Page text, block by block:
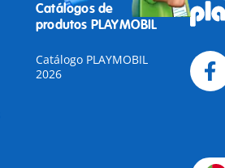
Catálogos de
produtos PLAYMOBIL
Catálogo PLAYMOBIL
2026